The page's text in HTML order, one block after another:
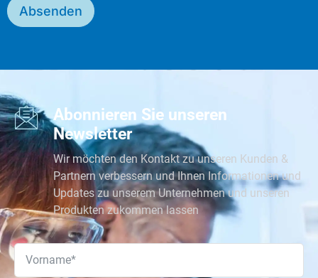
Absenden
Abonnieren Sie unseren
Newsletter
Wir möchten den Kontakt zu unseren Kunden &
Partnern verbessern und Ihnen Informationen und
Updates zu unserem Unternehmen und unseren
Produkten zukommen lassen